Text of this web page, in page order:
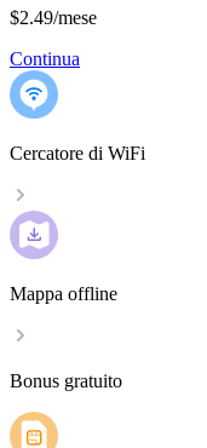
$2.49/mese
Continua
Cercatore di WiFi
Mappa offline
Bonus gratuito